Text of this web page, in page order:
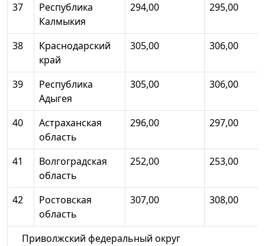
37
Республика
Калмыкия
294,00 295,00
38
Краснодарский
край
305,00 306,00
39
Республика
Адыгея
305,00 306,00
40
Астраханская
область
296,00 297,00
41
Волгоградская
область
252,00 253,00
42
Ростовская
область
307,00 308,00
Приволжский федеральный округ